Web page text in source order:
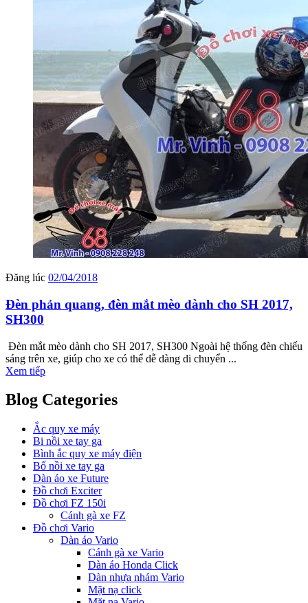
Đăng lúc 02/04/2018
Đèn phản quang, đèn mắt mèo dành cho SH 2017,
SH300
Đèn mắt mèo dành cho SH 2017, SH300 Ngoài hệ thống đèn chiếu
sáng trên xe, giúp cho xe có thể dễ dàng di chuyển ...
Xem tiếp
Blog Categories
Ắc quy xe máy
Bi nồi xe tay ga
Bình ắc quy xe máy điện
Bố nồi xe tay ga
Dàn áo xe Future
Đồ chơi Exciter
Đồ chơi FZ 150i
Cánh gà xe FZ
Đồ chơi Vario
Dàn áo Vario
Cánh gà xe Vario
Dàn áo Honda Click
Dàn nhựa nhám Vario
Mặt nạ click